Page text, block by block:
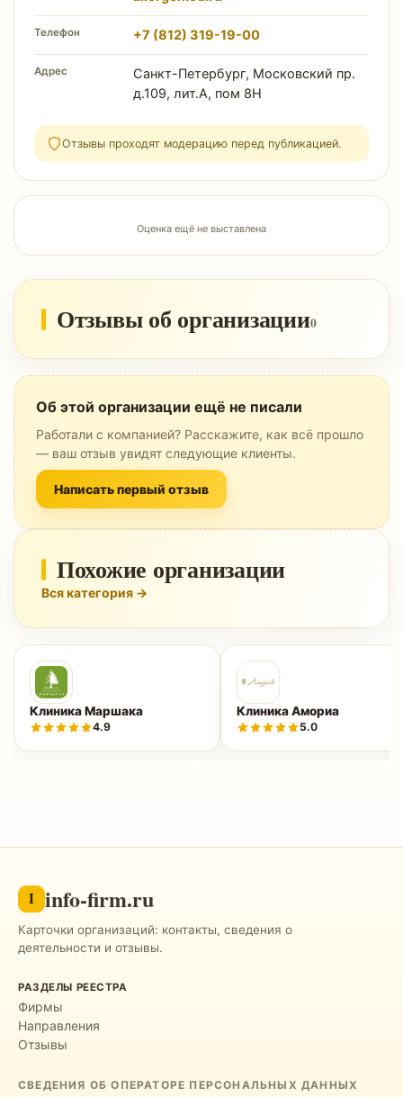
Телефон +7 (812) 319-19-00
Адрес
Санкт-Петербург, Московский пр.
д.109, лит.А, пом 8H
Отзывы проходят модерацию перед публикацией.
Оценка ещё не выставлена
Отзывы об организации0
Об этой организации ещё не писали
Работали с компанией? Расскажите, как всё прошло
— ваш отзыв увидят следующие клиенты.
Написать первый отзыв
Похожие организации
Вся категория →
Клиника Маршака
4.9
Клиника Амориа
5.0
I info-firm.ru
Карточки организаций: контакты, сведения о
деятельности и отзывы.
РАЗДЕЛЫ РЕЕСТРА
Фирмы
Направления
Отзывы
СВЕДЕНИЯ ОБ ОПЕРАТОРЕ ПЕРСОНАЛЬНЫХ ДАННЫХ